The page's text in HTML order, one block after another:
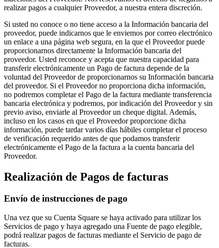
Programa y paga a tu equipo
Administra tu flujo de caja
Haz un seguimiento del rendimiento
Agrega fuentes de ingresos
Descubrir
Descripción general
Cambia a Square
Tipos
Hogar y comercio
Servicios automotrices
Contratistas y especialistas
Servicios profesionales
Servicios mascotas
Organizaciones y entidades sin fines de lucro
realizar pagos a cualquier Proveedor, a nuestra entera discreción.
Si usted no conoce o no tiene acceso a la Información bancaria del
proveedor, puede indicarnos que le enviemos por correo electrónico
un enlace a una página web segura, en la que el Proveedor puede
proporcionarnos directamente la Información bancaria del
proveedor. Usted reconoce y acepta que nuestra capacidad para
transferir electrónicamente un Pago de factura depende de la
voluntad del Proveedor de proporcionarnos su Información bancaria
del proveedor. Si el Proveedor no proporciona dicha información,
no podremos completar el Pago de la factura mediante transferencia
bancaria electrónica y podremos, por indicación del Proveedor y sin
previo aviso, enviarle al Proveedor un cheque digital. Además,
incluso en los casos en que el Proveedor proporcione dicha
información, puede tardar varios días hábiles completar el proceso
de verificación requerido antes de que podamos transferir
electrónicamente el Pago de la factura a la cuenta bancaria del
Proveedor.
Realización de Pagos de facturas
Envío de instrucciones de pago
Una vez que su Cuenta Square se haya activado para utilizar los
Servicios de pago y haya agregado una Fuente de pago elegible,
podrá realizar pagos de facturas mediante el Servicio de pago de
facturas.